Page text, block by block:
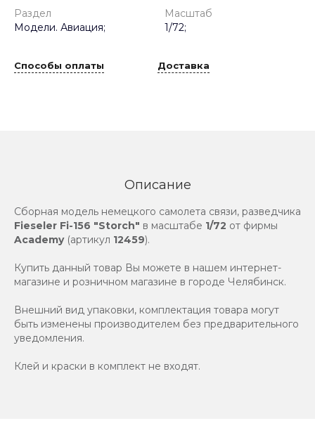
Раздел
Модели. Авиация;
Масштаб
1/72;
Способы оплаты Доставка
Описание
Сборная модель немецкого самолета связи, разведчика
Fieseler Fi-156 "Storch" в масштабе 1/72 от фирмы
Academy(артикул 12459).
Купить данный товар Вы можете в нашем интернет-
магазине и розничном магазине в городе Челябинск.
Внешний вид упаковки, комплектация товара могут
быть изменены производителем без предварительного
уведомления.
Клей и краски в комплект не входят.